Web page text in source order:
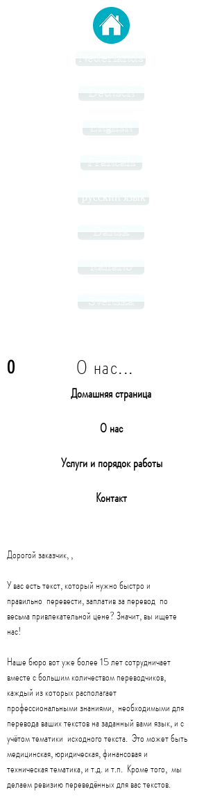
Nederlands
Deutsch
English
Francais
русский язык
Dansk
Italiano
Svenska
О нас...
O
Домашняя страница
О нас
Услуги и порядок работы
Контакт
Дорогой заказчик, ,
У вас есть текст, который нужно быстро и
правильно перевести, заплатив за перевод по
весьма привлекательной цене? Значит, вы ищете
нас!
Наше бюро вот уже более 15 лет сотрудничает
вместе с большим количеством переводчиков,
каждый из которых располагает
профессиональными знаниями, необходимыми для
перевода ваших текстов на заданный вами язык, и с
учётом тематики исходного текста. Это может быть
медицинская, юридическая, финансовая и
техническая тематика, и т.д. и т.п. Кроме того, мы
делаем ревизию переведённых для вас текстов.